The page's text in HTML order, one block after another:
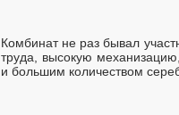
Комбинат не раз бывал
труда, высокую
и большим количеством